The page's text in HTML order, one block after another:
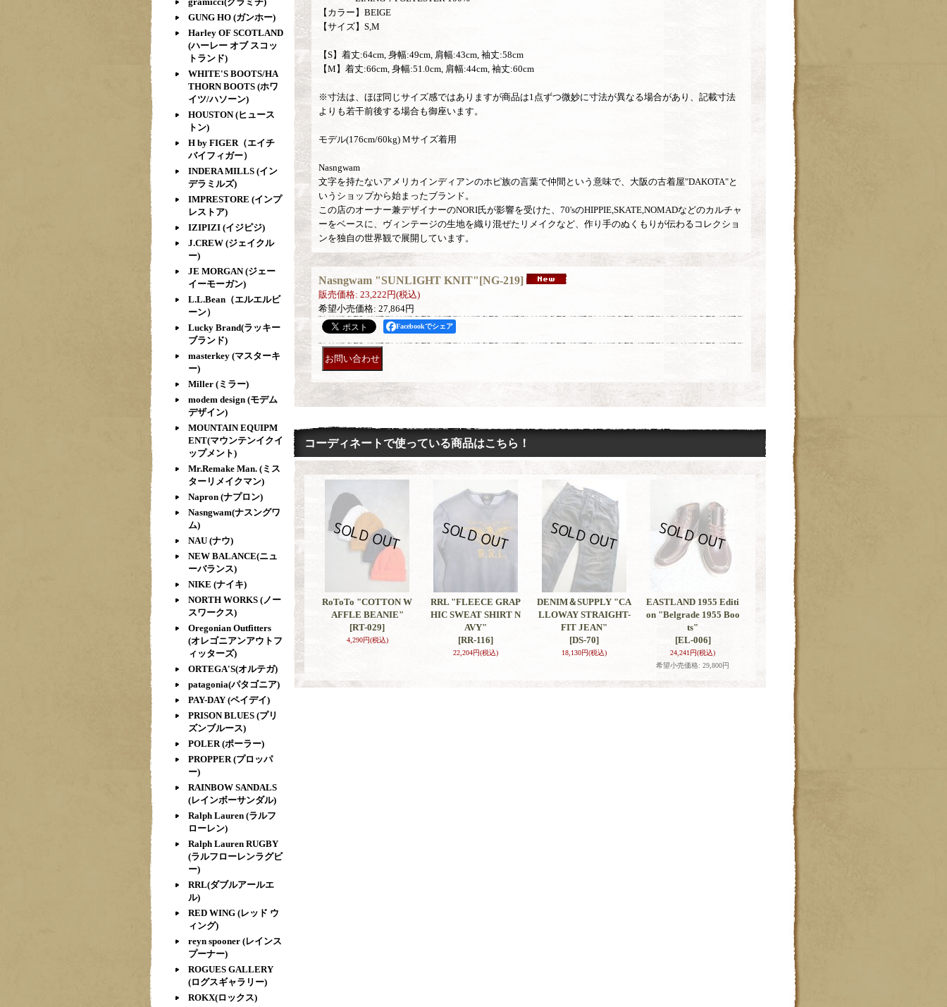
GUNG HO (ガンホー)
Harley OF SCOTLAND
(ハーレー オブ スコッ
トランド)
WHITE'S BOOTS/HA
THORN BOOTS (ホワ
イツ/ハソーン)
HOUSTON (ヒュース
トン)
H by FIGER（エイチ
バイフィガー）
INDERA MILLS (イン
デラミルズ)
IMPRESTORE (インプ
レストア)
IZIPIZI (イジピジ)
J.CREW (ジェイクル
ー)
JE MORGAN (ジェー
イーモーガン)
L.L.Bean（エルエルビ
ーン）
Lucky Brand(ラッキー
ブランド)
masterkey (マスターキ
ー)
Miller (ミラー)
modem design (モデム
デザイン)
MOUNTAIN EQUIPM
ENT(マウンテンイクイ
ップメント)
Mr.Remake Man. (ミス
ターリメイクマン)
Napron (ナプロン)
Nasngwam(ナスングワ
ム)
NAU (ナウ)
NEW BALANCE(ニュ
ーバランス)
NIKE (ナイキ)
NORTH WORKS (ノー
スワークス)
Oregonian Outfitters
(オレゴニアンアウトフ
ィッターズ)
ORTEGA'S(オルテガ)
patagonia(パタゴニア)
PAY-DAY (ペイデイ)
PRISON BLUES (プリ
ズンブルース)
POLER (ポーラー)
PROPPER (プロッパ
ー)
RAINBOW SANDALS
(レインボーサンダル)
Ralph Lauren (ラルフ
ローレン)
Ralph Lauren RUGBY
(ラルフローレンラグビ
ー)
RRL(ダブルアールエ
ル)
RED WING (レッド ウ
ィング)
reyn spooner (レインス
プーナー)
ROGUES GALLERY
(ログスギャラリー)
ROKX(ロックス)
【カラー】BEIGE
【サイズ】S,M
【S】着丈:64cm, 身幅:49cm, 肩幅:43cm, 袖丈:58cm
【M】着丈:66cm, 身幅:51.0cm, 肩幅:44cm, 袖丈:60cm
※寸法は、ほぼ同じサイズ感ではありますが商品は1点ずつ微妙に寸法が異なる場合があり、記載寸法
よりも若干前後する場合も御座います。
モデル(176cm/60kg) Mサイズ着用
Nasngwam
文字を持たないアメリカインディアンのホピ族の言葉で仲間という意味で、大阪の古着屋"DAKOTA"と
いうショップから始まったブランド。
この店のオーナー兼デザイナーのNORI氏が影響を受けた、70'sのHIPPIE,SKATE,NOMADなどのカルチャ
ーをベースに、ヴィンテージの生地を織り混ぜたリメイクなど、作り手のぬくもりが伝わるコレクショ
ンを独自の世界観で展開しています。
Nasngwam "SUNLIGHT KNIT"[NG-219]
販売価格: 23,222円(税込)
希望小売価格: 27,864円
Facebookでシェア
コーディネートで使っている商品はこちら！
RoToTo "COTTON W
AFFLE BEANIE"
[RT-029]
4,290円(税込)
RRL "FLEECE GRAP
HIC SWEAT SHIRT N
AVY"
[RR-116]
22,204円(税込)
DENIM＆SUPPLY "CA
LLOWAY STRAIGHT-
FIT JEAN"
[DS-70]
18,130円(税込)
EASTLAND 1955 Editi
on "Belgrade 1955 Boo
ts"
[EL-006]
24,241円(税込)
希望小売価格: 29,800円